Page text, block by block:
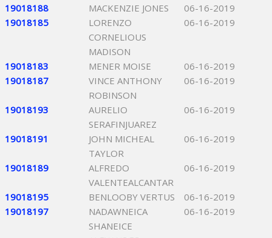
19018188 MACKENZIE JONES
06-16-2019
19018185
LORENZO
CORNELIOUS
MADISON
06-16-2019
19018183 MENER MOISE
06-16-2019
19018187
VINCE ANTHONY
ROBINSON
06-16-2019
19018193
AURELIO
SERAFINJUAREZ
06-16-2019
19018191
JOHN MICHEAL
TAYLOR
06-16-2019
19018189
ALFREDO
VALENTEALCANTAR
06-16-2019
19018195 BENLOOBY VERTUS
06-16-2019
19018197
NADAWNEICA
SHANEICE
06-16-2019